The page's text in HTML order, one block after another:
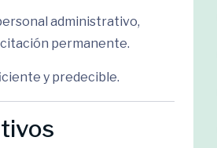
administrativo,
permanente.
y predecible.